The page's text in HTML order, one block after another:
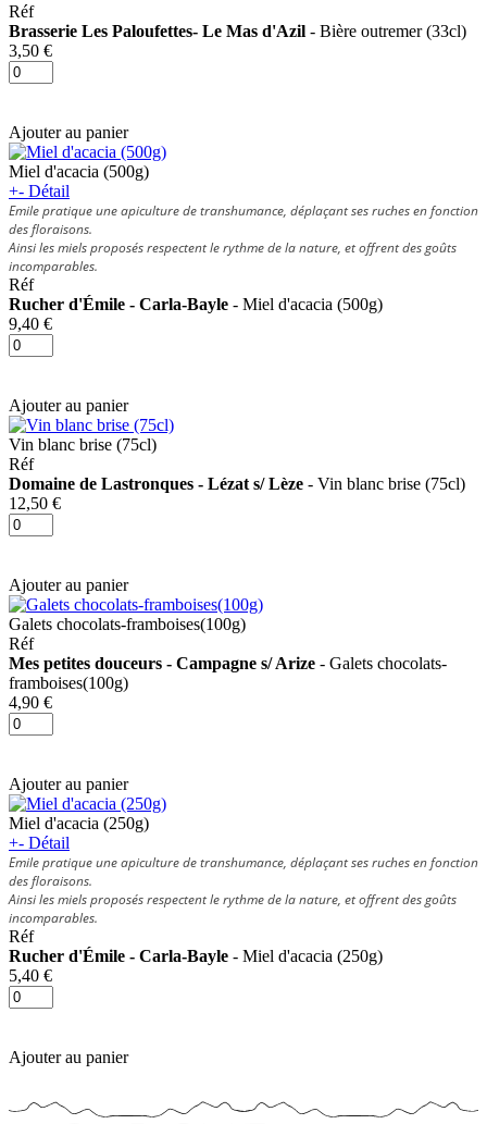
Réf
Brasserie Les Paloufettes- Le Mas d'Azil - Bière outremer (33cl)
3,50 €
Ajouter au panier
Miel d'acacia (500g)
+- Détail
Emile pratique une apiculture de transhumance, déplaçant ses ruches en fonction
des floraisons.
Ainsi les miels proposés respectent le rythme de la nature, et offrent des goûts
incomparables.
Réf
Rucher d'Émile - Carla-Bayle - Miel d'acacia (500g)
9,40 €
Ajouter au panier
Vin blanc brise (75cl)
Réf
Domaine de Lastronques - Lézat s/ Lèze - Vin blanc brise (75cl)
12,50 €
Ajouter au panier
Galets chocolats-framboises(100g)
Réf
Mes petites douceurs - Campagne s/ Arize - Galets chocolats-
framboises(100g)
4,90 €
Ajouter au panier
Miel d'acacia (250g)
+- Détail
Emile pratique une apiculture de transhumance, déplaçant ses ruches en fonction
des floraisons.
Ainsi les miels proposés respectent le rythme de la nature, et offrent des goûts
incomparables.
Réf
Rucher d'Émile - Carla-Bayle - Miel d'acacia (250g)
5,40 €
Ajouter au panier